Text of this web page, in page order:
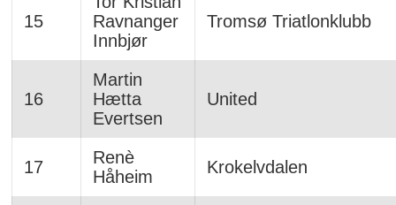
15
Ravnanger
Innbjør
Tromsø Triatlonklubb
16
Martin
Hætta
Evertsen
United
17
Renè
Håheim
Krokelvdalen